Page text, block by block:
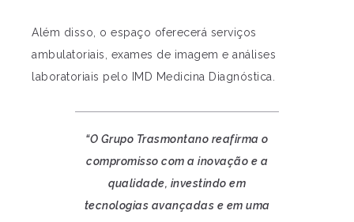
Além disso, o espaço oferecerá serviços
ambulatoriais, exames de imagem e análises
laboratoriais pelo IMD Medicina Diagnóstica.
“O Grupo Trasmontano reafirma o
compromisso com a inovação e a
qualidade, investindo em
tecnologias avançadas e em uma